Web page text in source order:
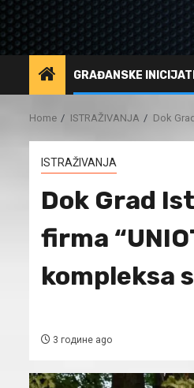
GRAĐANSKE
Home ISTRAŽIVANJA Dok
ISTRAŽIVANJA
Dok Grad
firma
kompleksa
3 године ago